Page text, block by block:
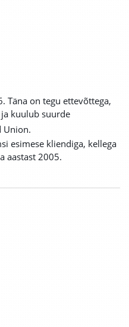
Täna on tegu ettevõttega,
kuulub suurde
Union.
esimese kliendiga, kellega
aastast 2005.